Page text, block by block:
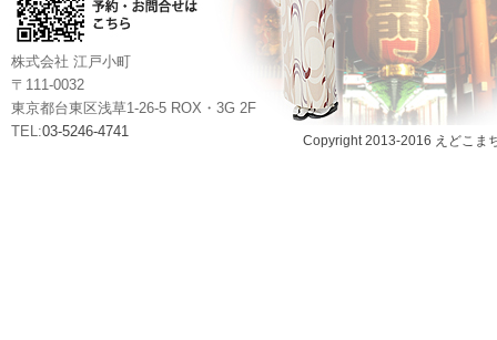
株式会社 江戸小町
〒111-0032
東京都台東区浅草1-26-5 ROX・3G 2F
TEL:03-5246-4741
Copyright 2013-2016 えどこま